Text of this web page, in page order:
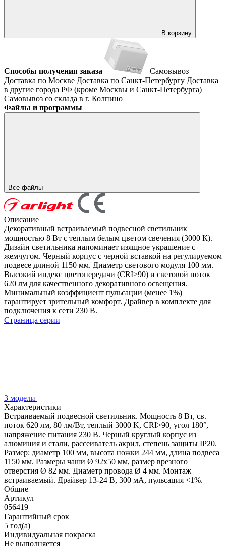
В корзину
Способы получения заказа
Самовывоз
Доставка по Москве Доставка по Санкт-Петербургу Доставка
в другие города РФ (кроме Москвы и Санкт-Петербурга)
Самовывоз со склада в г. Колпино
Файлы и программы
Все файлы
Описание
Декоративный встраиваемый подвесной светильник
мощностью 8 Вт с теплым белым цветом свечения (3000 К).
Дизайн светильника напоминает изящное украшение с
жемчугом. Черный корпус с черной вставкой на регулируемом
подвесе длиной 1150 мм. Диаметр светового модуля 100 мм.
Высокий индекс цветопередачи (CRI>90) и световой поток
620 лм для качественного декоративного освещения.
Минимальный коэффициент пульсации (менее 1%)
гарантирует зрительный комфорт. Драйвер в комплекте для
подключения к сети 230 В.
Страница серии
3 модели
Характеристики
Встраиваемый подвесной светильник. Мощность 8 Вт, св.
поток 620 лм, 80 лм/Вт, теплый 3000 K, CRI>90, угол 180°,
напряжение питания 230 В. Черный круглый корпус из
алюминия и стали, рассеиватель акрил, степень защиты IP20.
Размер: диаметр 100 мм, высота ножки 244 мм, длина подвеса
1150 мм. Размеры чаши Ø 92x50 мм, размер врезного
отверстия Ø 82 мм. Диаметр провода Ø 4 мм. Монтаж
встраиваемый. Драйвер 13-24 В, 300 мА, пульсация <1%.
Общие
Артикул
056419
Гарантийный срок
5 год(а)
Индивидуальная покраска
Не выполняется